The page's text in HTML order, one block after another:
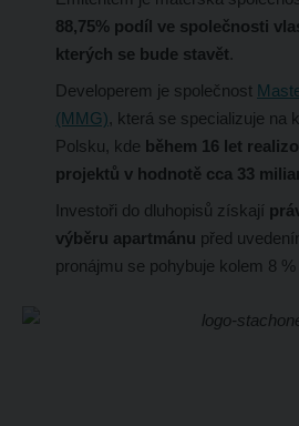
88,75% podíl ve společnosti
kterých se bude stavět.
Developerem je společnost
(MMG), která se specializuje na
Polsku, kde během 16 let
projektů v hodnotě cca 33
Investoři do dluhopisů získají
výběru apartmánu před
pronájmu se pohybuje kolem 8 %